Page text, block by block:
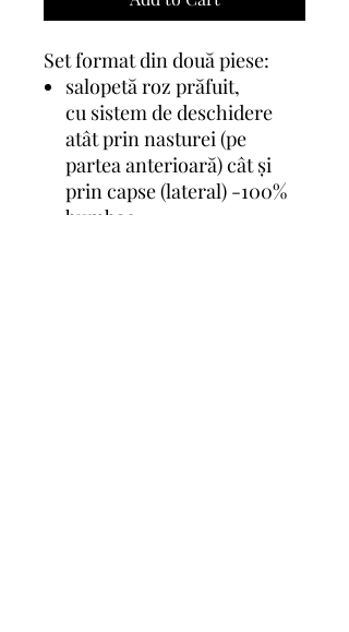
Set format din două piese:
salopetă roz prăfuit,
cu sistem de deschidere
atât prin nasturei (pe
partea anterioară) cât și
prin capse (lateral) -100%
bumbac